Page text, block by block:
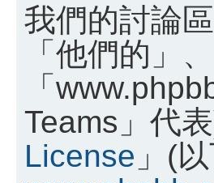
我們的討論
「他們的」
「
Teams」代
License 」(